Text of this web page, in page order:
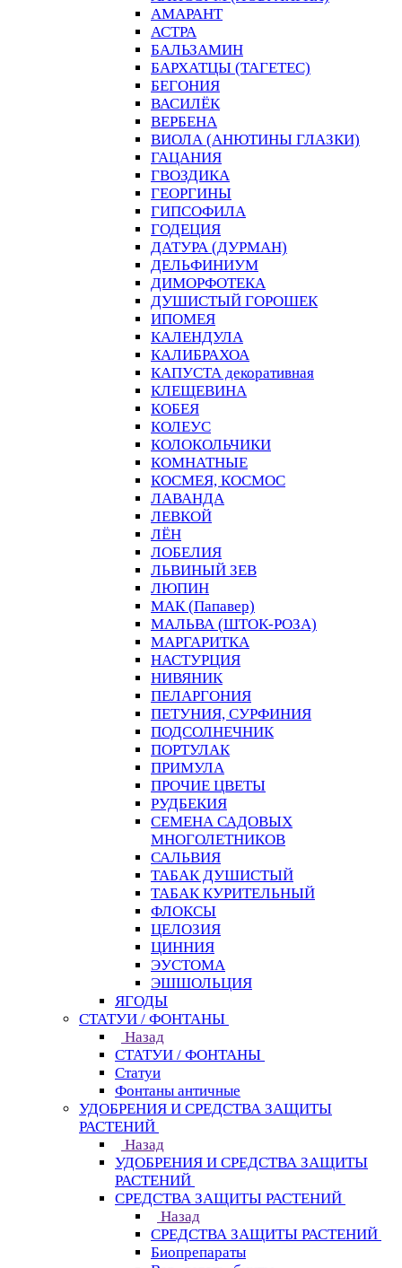
АМАРАНТ
АСТРА
БАЛЬЗАМИН
БАРХАТЦЫ (ТАГЕТЕС)
БЕГОНИЯ
ВАСИЛЁК
ВЕРБЕНА
ВИОЛА (АНЮТИНЫ ГЛАЗКИ)
ГАЦАНИЯ
ГВОЗДИКА
ГЕОРГИНЫ
ГИПСОФИЛА
ГОДЕЦИЯ
ДАТУРА (ДУРМАН)
ДЕЛЬФИНИУМ
ДИМОРФОТЕКА
ДУШИСТЫЙ ГОРОШЕК
ИПОМЕЯ
КАЛЕНДУЛА
КАЛИБРАХОА
КАПУСТА декоративная
КЛЕЩЕВИНА
КОБЕЯ
КОЛЕУС
КОЛОКОЛЬЧИКИ
КОМНАТНЫЕ
КОСМЕЯ, КОСМОС
ЛАВАНДА
ЛЕВКОЙ
ЛЁН
ЛОБЕЛИЯ
ЛЬВИНЫЙ ЗЕВ
ЛЮПИН
МАК (Папавер)
МАЛЬВА (ШТОК-РОЗА)
МАРГАРИТКА
НАСТУРЦИЯ
НИВЯНИК
ПЕЛАРГОНИЯ
ПЕТУНИЯ, СУРФИНИЯ
ПОДСОЛНЕЧНИК
ПОРТУЛАК
ПРИМУЛА
ПРОЧИЕ ЦВЕТЫ
РУДБЕКИЯ
СЕМЕНА САДОВЫХ
МНОГОЛЕТНИКОВ
САЛЬВИЯ
ТАБАК ДУШИСТЫЙ
ТАБАК КУРИТЕЛЬНЫЙ
ФЛОКСЫ
ЦЕЛОЗИЯ
ЦИННИЯ
ЭУСТОМА
ЭШШОЛЬЦИЯ
ЯГОДЫ
СТАТУИ / ФОНТАНЫ
Назад
СТАТУИ / ФОНТАНЫ
Статуи
Фонтаны античные
УДОБРЕНИЯ И СРЕДСТВА ЗАЩИТЫ
РАСТЕНИЙ
Назад
УДОБРЕНИЯ И СРЕДСТВА ЗАЩИТЫ
РАСТЕНИЙ
СРЕДСТВА ЗАЩИТЫ РАСТЕНИЙ
Назад
СРЕДСТВА ЗАЩИТЫ РАСТЕНИЙ
Биопрепараты